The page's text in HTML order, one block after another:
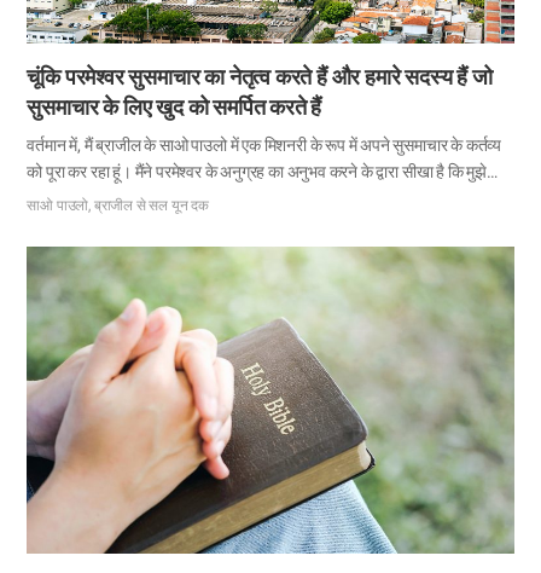
चूंकि परमेश्वर सुसमाचार का नेतृत्व करते हैं और हमारे सदस्य हैं जो
सुसमाचार के लिए खुद को समर्पित करते हैं
वर्तमान में, मैं ब्राजील के साओ पाउलो में एक मिशनरी के रूप में अपने सुसमाचार के कर्तव्य
को पूरा कर रहा हूं। मैंने परमेश्वर के अनुग्रह का अनुभव करने के द्वारा सीखा है कि मुझे
सुसमाचार के लिए किस मानसिकता की आवश्यकता है। इसलिए मैं एलोहिस्ट में इस लेख के
चर्च का प्रबंधन करता है। 2019 में, रिबराव प्रेटू शाखा चर्च को परमेश्वर के अनुग्रह के
तहत एक नया मंदिर प्रदान किया गया था। हम आभारी थे लेकिन साथ ही मंदिर के निर्माण
को लेकर चिंतित थे। चूंकि रिबराव प्रेटू साओ पाउलो से 300 किमी दूर था, इसलिए साओ
पाउलो के सदस्यों के लिए उसके…
साओ पाउलो, ब्राजील से सल यून दक